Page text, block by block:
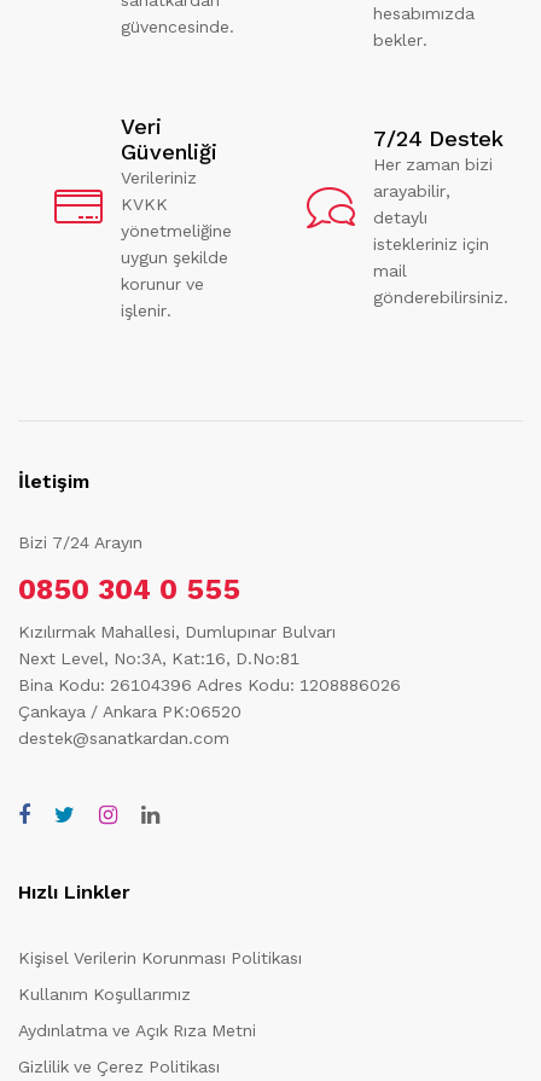
güvencesinde.
hesabımızda
bekler.
Veri
Güvenliği
Verileriniz
KVKK
yönetmeliğine
uygun şekilde
korunur ve
işlenir.
7/24 Destek
Her zaman bizi
arayabilir,
detaylı
istekleriniz için
mail
gönderebilirsiniz.
İletişim
Bizi 7/24 Arayın
0850 304 0 555
Kızılırmak Mahallesi, Dumlupınar Bulvarı
Next Level, No:3A, Kat:16, D.No:81
Bina Kodu: 26104396 Adres Kodu: 1208886026
Çankaya / Ankara PK:06520
destek@sanatkardan.com
Hızlı Linkler
Kişisel Verilerin Korunması Politikası
Kullanım Koşullarımız
Aydınlatma ve Açık Rıza Metni
Gizlilik ve Çerez Politikası